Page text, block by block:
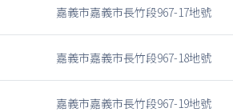
嘉義市嘉義市長竹段967-17地號
嘉義市嘉義市長竹段967-18地號
嘉義市嘉義市長竹段967-19地號